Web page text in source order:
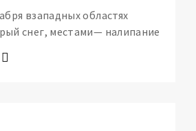
взападных областях
снег, местами— налипание